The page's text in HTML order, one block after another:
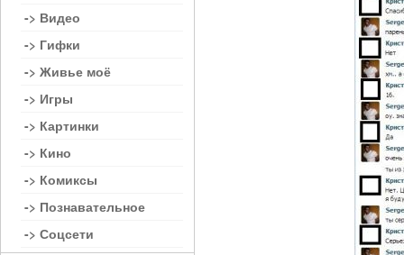
-> Видео
-> Гифки
-> Живье моё
-> Игры
-> Картинки
-> Кино
-> Комиксы
-> Познавательное
-> Соцсети